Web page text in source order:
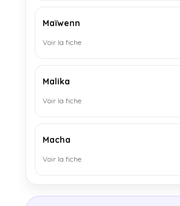
Maïwenn
Voir la fiche
Malika
Voir la fiche
Macha
Voir la fiche